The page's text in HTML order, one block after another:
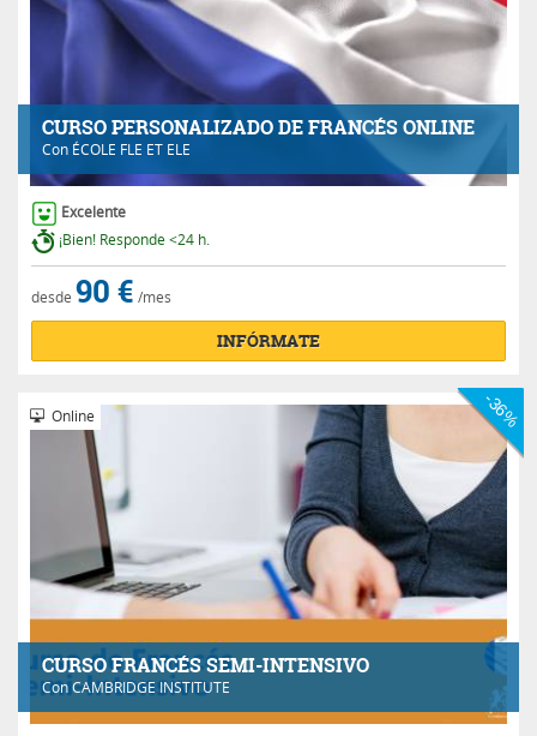
CURSO PERSONALIZADO DE FRANCÉS ONLINE
Con ÉCOLE FLE ET ELE
Excelente
¡Bien! Responde <24 h.
desde 90 € /mes
INFÓRMATE
CURSO FRANCÉS SEMI-INTENSIVO
ConCAMBRIDGE INSTITUTE
Online -36%